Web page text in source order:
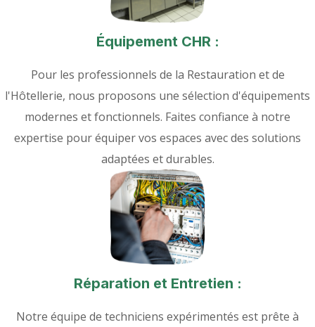
Équipement CHR :
Pour les professionnels de la Restauration et de
l'Hôtellerie, nous proposons une sélection d'équipements
modernes et fonctionnels. Faites confiance à notre
expertise pour équiper vos espaces avec des solutions
adaptées et durables.
Réparation et Entretien :
Notre équipe de techniciens expérimentés est prête à